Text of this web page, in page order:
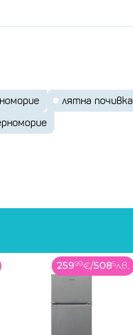
лятна почивка
25999€/5085лв.